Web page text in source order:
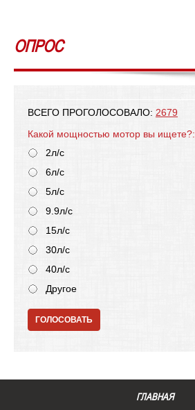
ОПРОС
ВСЕГО ПРОГОЛОСОВАЛО: 2679
Какой мощностью мотор вы ищете?:
2л/с
6л/с
5л/с
9.9л/с
15л/с
30л/с
40л/с
Другое
ГОЛОСОВАТЬ
ГЛАВНАЯ